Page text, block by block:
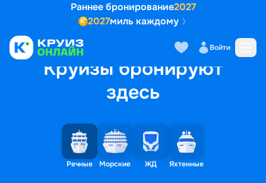
Раннее бронирование2027
2027миль каждому
Войти
Круизы бронируют
здесь
Речные Морские ЖД Яхтенные